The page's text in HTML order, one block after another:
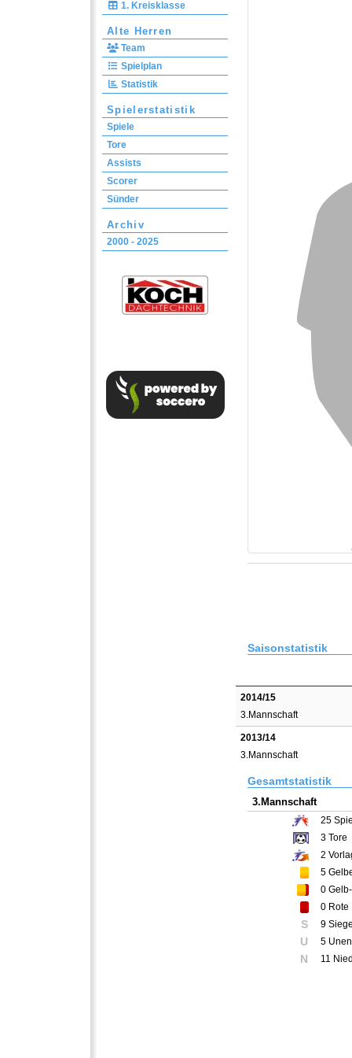
1. Kreisklasse
Alte Herren
Team
Spielplan
Statistik
Spielerstatistik
Spiele
Tore
Assists
Scorer
Sünder
Archiv
2000 - 2025
Saisonstatistik
2014/15
3.Mannschaft
2013/14
3.Mannschaft
Gesamtstatistik
3.Mannschaft
25
3 Tore
2
5
0
0 Rote
S 9
U 5
N 11